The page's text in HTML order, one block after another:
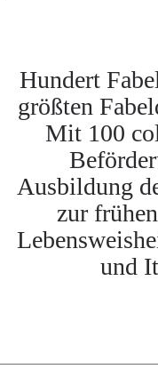
Hundert
größten
Mit 100
Ausbildung
zur
und